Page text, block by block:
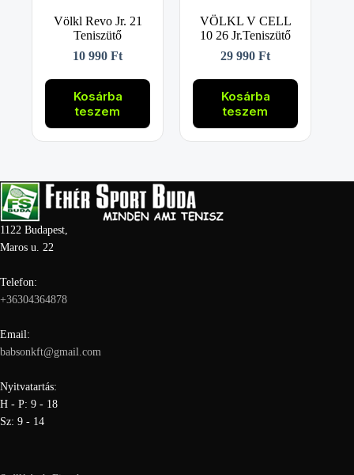
Völkl Revo Jr. 21
Teniszütő
10 990Ft
Kosárba
teszem
VÖLKL V CELL
10 26 Jr.Teniszütő
29 990Ft
Kosárba
teszem
1122 Budapest,
Maros u. 22
Telefon:
+36304364878
Email:
babsonkft@gmail.com
Nyitvatartás:
H - P: 9 - 18
Sz: 9 - 14